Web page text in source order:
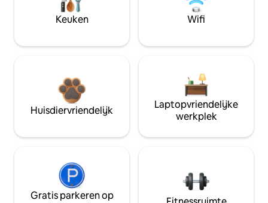
Keuken Wifi
Huisdiervriendelijk
Laptopvriendelijke
werkplek
Gratis parkeren op